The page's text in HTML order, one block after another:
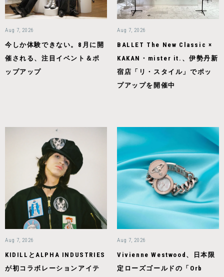
Aug 7, 2026
今しか体験できない。8月に開
催される、注目イベント＆ポ
ップアップ
Aug 7, 2026
BALLET The New Classic ×
KAKAN・mister it.、伊勢丹新
宿店「リ・スタイル」でポッ
プアップを開催中
Aug 7, 2026
KIDILLとALPHA INDUSTRIES
が初コラボレーションアイテ
Aug 7, 2026
Vivienne Westwood、日本限
定ローズゴールドの「Orb